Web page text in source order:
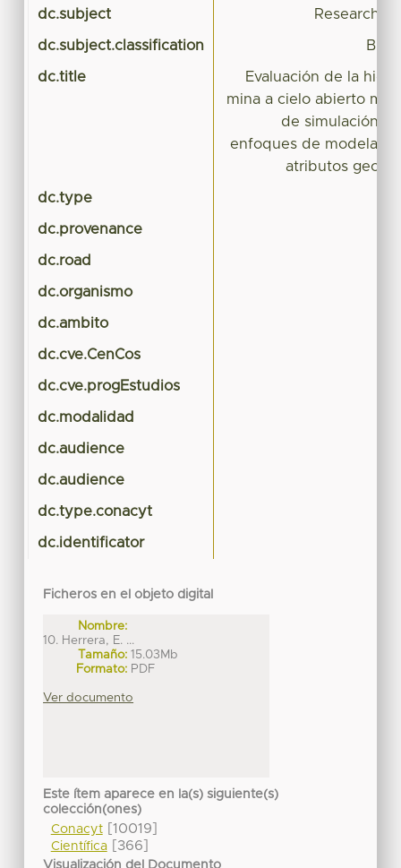
dc.subject Research
dc.subject.classification
dc.title
Evaluación de la
mina a cielo abierto
de simulación,
enfoques de
atributos
dc.type
dc.provenance
dc.road
dc.organismo
dc.ambito
dc.cve.CenCos
dc.cve.progEstudios
dc.modalidad
dc.audience
dc.audience
dc.type.conacyt
dc.identificator
Ficheros en el objeto digital
Nombre:
10. Herrera, E. ...
Tamaño: 15.03Mb
Formato: PDF
Ver documento
Este ítem aparece en la(s) siguiente(s)
colección(ones)
Conacyt[10019]
Científica[366]